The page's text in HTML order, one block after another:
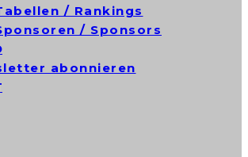
/ Rankings
/ Sponsors
abonnieren